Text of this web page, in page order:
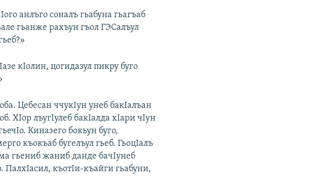
анлъго соналъ гьабуна гьагъаб
гьанже рахъун гъол ГЭСалъул
кIолин, цогидазул пикру буго
Цебесан ччукIун унеб бакIалъан
ХIор лъугIулеб бакIалда хIари чIун
Киназего бокьун буго,
къокъаб бугелъул гьеб. ГьоцIалъ
гьениб жаниб данде бачIунеб
ПалхIасил, къотIи-къайги гьабуни,